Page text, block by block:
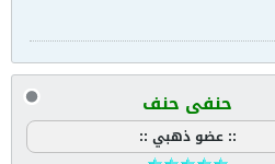
حنفى حنف
:: عضو ذهبي ::